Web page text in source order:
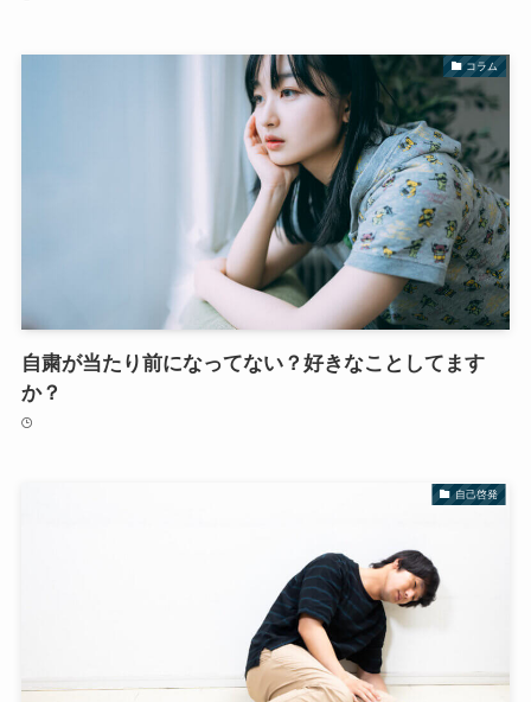
コラム
自粛が当たり前になってない？好きなことしてます
か？
自己啓発